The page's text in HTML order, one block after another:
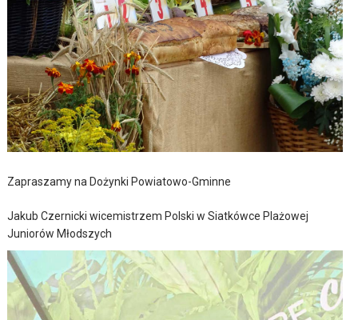
Zapraszamy na Dożynki Powiatowo-Gminne
Jakub Czernicki wicemistrzem Polski w Siatkówce Plażowej
Juniorów Młodszych